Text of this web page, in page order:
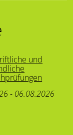
und
- 06.08.2026